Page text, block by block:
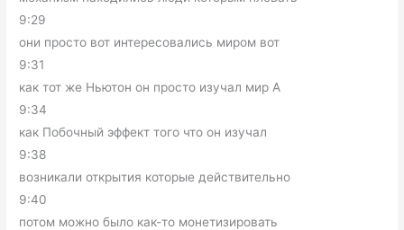
9:29
они просто вот интересовались миром вот
9:31
как тот же Ньютон он просто изучал мир А
9:34
как Побочный эффект того что он изучал
9:38
возникали открытия которые действительно
9:40
потом можно было как-то монетизировать